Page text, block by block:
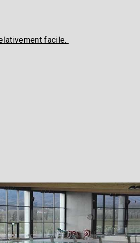
facile.